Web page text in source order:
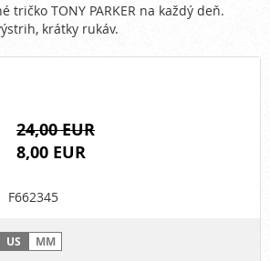
tričko TONY PARKER na každý deň.
krátky rukáv.
24,00 EUR
8,00 EUR
F662345
US MM